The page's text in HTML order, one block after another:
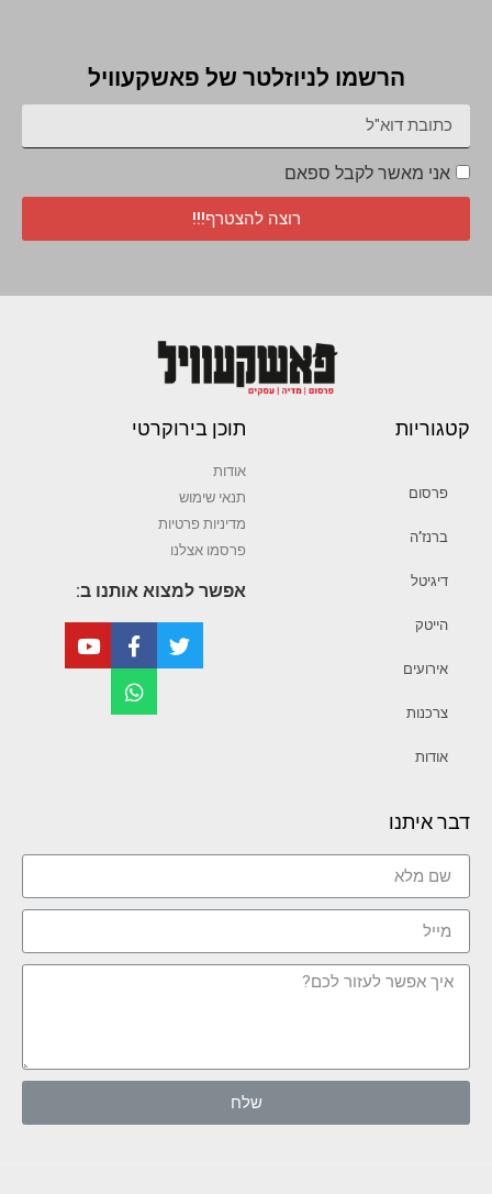
הרשמו לניוזלטר של פאשקעוויל
אני מאשר לקבל ספאם
רוצה להצטרף!!!
קטגוריות
פרסום
ברנז’ה
דיגיטל
הייטק
אירועים
צרכנות
אודות
תוכן בירוקרטי
אודות
תנאי שימוש
מדיניות פרטיות
פרסמו אצלנו
אפשר למצוא אותנו ב:
דבר איתנו
שלח